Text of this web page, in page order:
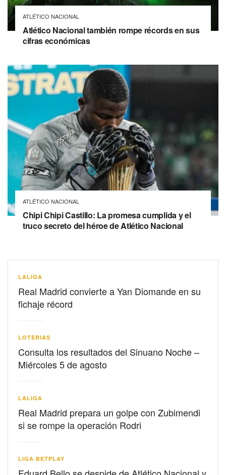
ATLÉTICO NACIONAL
Atlético Nacional también rompe récords en sus
cifras económicas
ATLÉTICO NACIONAL
Chipi Chipi Castillo: La promesa cumplida y el
truco secreto del héroe de Atlético Nacional
LALIGA
Real Madrid convierte a Yan Diomande en su
fichaje récord
LOTERIAS
Consulta los resultados del Sinuano Noche –
Miércoles 5 de agosto
LALIGA
Real Madrid prepara un golpe con Zubimendi
si se rompe la operación Rodri
LIGA BETPLAY